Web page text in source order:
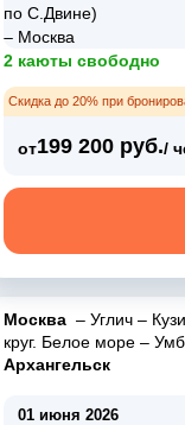
2 каюты свободно
Скидка до 20% при
от199 200 руб./
Москва – Углич –
круг. Белое море –
Архангельск
01 июня 2026